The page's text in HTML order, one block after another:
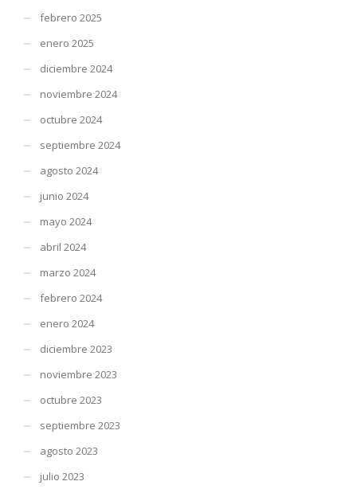
febrero 2025
enero 2025
diciembre 2024
noviembre 2024
octubre 2024
septiembre 2024
agosto 2024
junio 2024
mayo 2024
abril 2024
marzo 2024
febrero 2024
enero 2024
diciembre 2023
noviembre 2023
octubre 2023
septiembre 2023
agosto 2023
julio 2023